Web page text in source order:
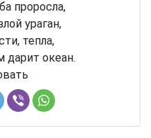
проросла,
ураган,
тепла,
дарит океан.